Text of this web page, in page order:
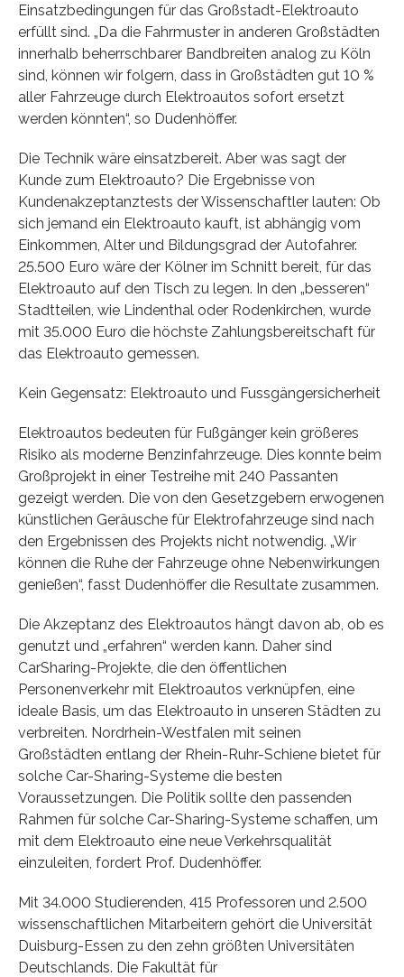
Einsatzbedingungen für das Großstadt-Elektroauto
erfüllt sind. „Da die Fahrmuster in anderen Großstädten
innerhalb beherrschbarer Bandbreiten analog zu Köln
sind, können wir folgern, dass in Großstädten gut 10 %
aller Fahrzeuge durch Elektroautos sofort ersetzt
werden könnten“, so Dudenhöffer.
Die Technik wäre einsatzbereit. Aber was sagt der
Kunde zum Elektroauto? Die Ergebnisse von
Kundenakzeptanztests der Wissenschaftler lauten: Ob
sich jemand ein Elektroauto kauft, ist abhängig vom
Einkommen, Alter und Bildungsgrad der Autofahrer.
25.500 Euro wäre der Kölner im Schnitt bereit, für das
Elektroauto auf den Tisch zu legen. In den „besseren“
Stadtteilen, wie Lindenthal oder Rodenkirchen, wurde
mit 35.000 Euro die höchste Zahlungsbereitschaft für
das Elektroauto gemessen.
Kein Gegensatz: Elektroauto und Fussgängersicherheit
Elektroautos bedeuten für Fußgänger kein größeres
Risiko als moderne Benzinfahrzeuge. Dies konnte beim
Großprojekt in einer Testreihe mit 240 Passanten
gezeigt werden. Die von den Gesetzgebern erwogenen
künstlichen Geräusche für Elektrofahrzeuge sind nach
den Ergebnissen des Projekts nicht notwendig. „Wir
können die Ruhe der Fahrzeuge ohne Nebenwirkungen
genießen“, fasst Dudenhöffer die Resultate zusammen.
Die Akzeptanz des Elektroautos hängt davon ab, ob es
genutzt und „erfahren“ werden kann. Daher sind
CarSharing-Projekte, die den öffentlichen
Personenverkehr mit Elektroautos verknüpfen, eine
ideale Basis, um das Elektroauto in unseren Städten zu
verbreiten. Nordrhein-Westfalen mit seinen
Großstädten entlang der Rhein-Ruhr-Schiene bietet für
solche Car-Sharing-Systeme die besten
Voraussetzungen. Die Politik sollte den passenden
Rahmen für solche Car-Sharing-Systeme schaffen, um
mit dem Elektroauto eine neue Verkehrsqualität
einzuleiten, fordert Prof. Dudenhöffer.
Mit 34.000 Studierenden, 415 Professoren und 2.500
wissenschaftlichen Mitarbeitern gehört die Universität
Duisburg-Essen zu den zehn größten Universitäten
Deutschlands. Die Fakultät für